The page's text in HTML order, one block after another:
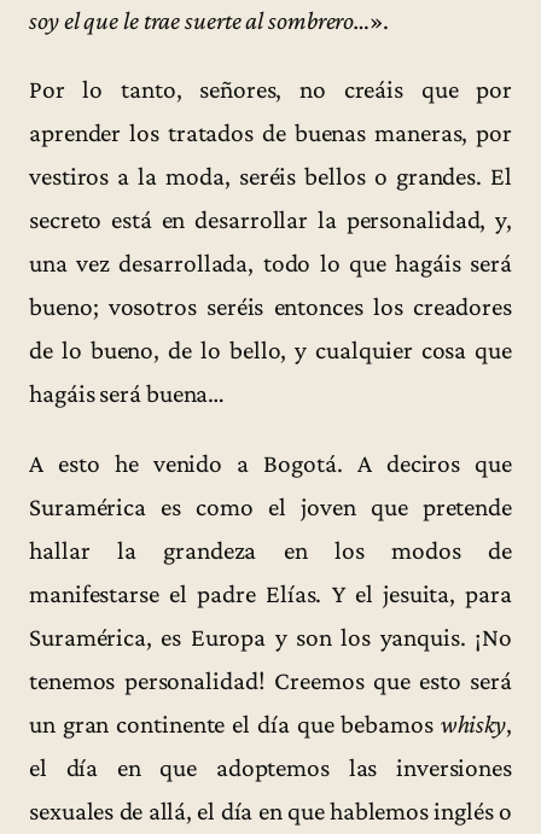
soy el que le trae suerte al sombrero…».
Por lo tanto, señores, no creáis que por
aprender los tratados de buenas maneras, por
vestiros a la moda, seréis bellos o grandes. El
secreto está en desarrollar la personalidad, y,
una vez desarrollada, todo lo que hagáis será
bueno; vosotros seréis entonces los creadores
de lo bueno, de lo bello, y cualquier cosa que
hagáis será buena…
A esto he venido a Bogotá. A deciros que
Suramérica es como el joven que pretende
hallar la grandeza en los modos de
manifestarse el padre Elías. Y el jesuita, para
Suramérica, es Europa y son los yanquis. ¡No
tenemos personalidad! Creemos que esto será
un gran continente el día que bebamos whisky,
el día en que adoptemos las inversiones
sexuales de allá, el día en que hablemos inglés o